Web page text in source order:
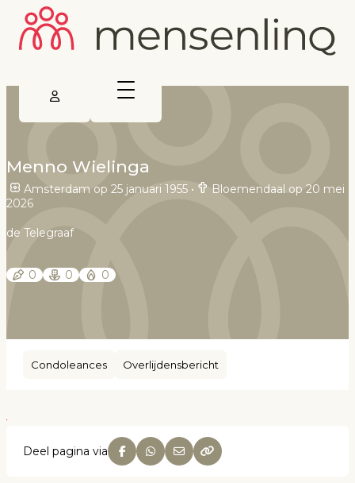
Menno Wielinga
Amsterdam op 25 januari 1955 •
Bloemendaal op 20 mei
2026
de Telegraaf
0 0 0
Condoleances Overlijdensbericht
Deel pagina via